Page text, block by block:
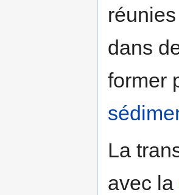
dans
former
La
avec la